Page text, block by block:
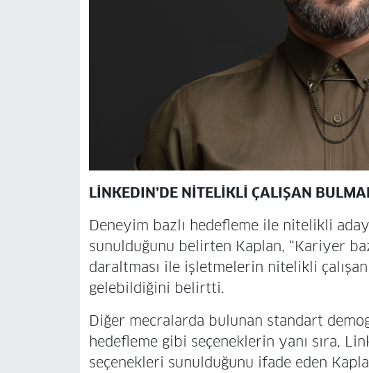
LİNKEDIN’DE NİTELİKLİ ÇALIŞAN
Deneyim bazlı hedefleme ile nitelikli
sunulduğunu belirten Kaplan, “Kariyer
daraltması ile işletmelerin nitelikli
gelebildiğini belirtti.
Diğer mecralarda bulunan standart
hedefleme gibi seçeneklerin yanı sıra,
seçenekleri sunulduğunu ifade eden